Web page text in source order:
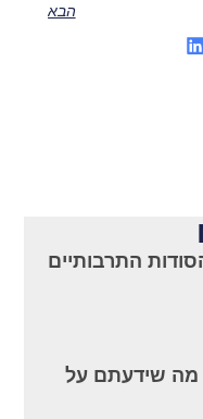
הבא
התרבותיים
מה שידעתם על